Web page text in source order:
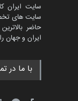
سایت ایران
سایت های
حاضر
ایران و جهان
با ما در